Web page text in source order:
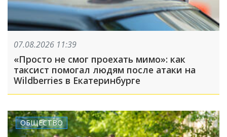
07.08.2026 11:39
«Просто не смог проехать мимо»: как
таксист помогал людям после атаки на
Wildberries в Екатеринбурге
ОБЩЕСТВО